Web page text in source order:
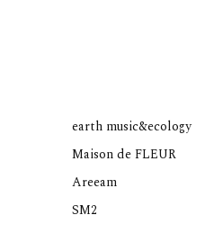
earth music&ecology
Maison de FLEUR
Areeam
SM2